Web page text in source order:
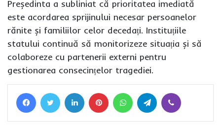
Președinta a subliniat că prioritatea imediată
este acordarea sprijinului necesar persoanelor
rănite și familiilor celor decedați. Instituțiile
statului continuă să monitorizeze situația și să
colaboreze cu partenerii externi pentru
gestionarea consecințelor tragediei.
FacebookTwitter LinkedIn Pinterest WhatsAppTelegram